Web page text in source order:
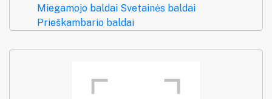
Miegamojo baldai Svetainės baldai
Prieškambario baldai